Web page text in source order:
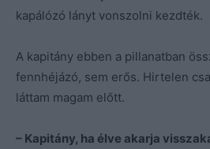
kapálózó lányt vonszolni kezdték.
A kapitány ebben a pillanatban
fennhéjázó, sem erős. Hirtelen
láttam magam előtt.
– Kapitány, ha élve akarja